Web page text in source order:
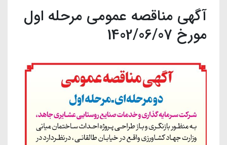
آگهی مناقصه عمومی مرحله اول
مورخ 1402/06/07